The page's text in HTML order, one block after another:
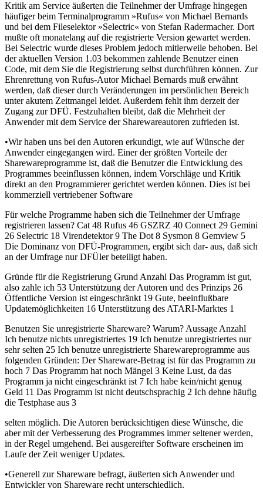
Kritik am Service äußerten die Teilnehmer der Umfrage hingegen
häufiger beim Terminalprogramm »Rufus« von Michael Bernards
und bei dem Fileselektor »Selectric« von Stefan Radermacher. Dort
mußte oft monatelang auf die registrierte Version gewartet werden.
Bei Selectric wurde dieses Problem jedoch mitlerweile behoben. Bei
der aktuellen Version 1.03 bekommen zahlende Benutzer einen
Code, mit dem Sie die Registrierung selbst durchführen können. Zur
Ehrenrettung von Rufus-Autor Michael Bernards muß erwähnt
werden, daß dieser durch Veränderungen im persönlichen Bereich
unter akutem Zeitmangel leidet. Außerdem fehlt ihm derzeit der
Zugang zur DFÜ. Festzuhalten bleibt, daß die Mehrheit der
Anwender mit dem Service der Sharewareautoren zufrieden ist.
•Wir haben uns bei den Autoren erkundigt, wie auf Wünsche der
Anwender eingegangen wird. Einer der größten Vorteile der
Sharewareprogramme ist, daß die Benutzer die Entwicklung des
Programmes beeinflussen können, indem Vorschläge und Kritik
direkt an den Programmierer gerichtet werden können. Dies ist bei
kommerziell vertriebener Software
Für welche Programme haben sich die Teilnehmer der Umfrage
registrieren lassen? Cat 48 Rufus 46 GSZRZ 40 Connect 29 Gemini
26 Selectric 18 Virendetektor 9 The Dot 8 Sysmon 8 Gemview 5
Die Dominanz von DFÜ-Programmen, ergibt sich dar- aus, daß sich
an der Umfrage nur DFÜler beteiligt haben.
Gründe für die Registrierung Grund Anzahl Das Programm ist gut,
also zahle ich 53 Unterstützung der Autoren und des Prinzips 26
Öffentliche Version ist eingeschränkt 19 Gute, beeinflußbare
Updatemöglichkeiten 16 Unterstützung des ATARI-Marktes 1
Benutzen Sie unregistrierte Shareware? Warum? Aussage Anzahl
Ich benutze nichts unregistriertes 19 Ich benutze unregistriertes nur
sehr selten 25 Ich benutze unregistrierte Sharewareprogramme aus
folgenden Gründen: Der Shareware-Betrag ist für das Programm zu
hoch 7 Das Programm hat noch Mängel 3 Keine Lust, da das
Programm ja nicht eingeschränkt ist 7 Ich habe kein/nicht genug
Geld 11 Das Programm ist nicht deutschsprachig 2 Ich dehne häufig
die Testphase aus 3
selten möglich. Die Autoren berücksichtigen diese Wünsche, die
aber mit der Verbesserung des Programmes immer seltener werden,
in der Regel umgehend. Bei ausgereifter Software erscheinen im
Laufe der Zeit weniger Updates.
•Generell zur Shareware befragt, äußerten sich Anwender und
Entwickler von Shareware recht unterschiedlich.